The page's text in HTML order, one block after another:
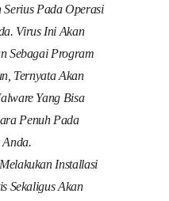
Pada Operasi
Virus Ini Akan
Sebagai Program
Ternyata Akan
Yang Bisa
Penuh Pada
Installasi
Sekaligus Akan